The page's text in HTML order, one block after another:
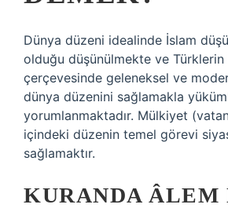
Dünya düzeni idealinde İslam
olduğu düşünülmekte ve Türklerin
çerçevesinde geleneksel ve
dünya düzenini sağlamakla
yorumlanmaktadır. Mülkiyet (vatan)
içindeki düzenin temel görevi
sağlamaktır.
KURANDA ÂLEM